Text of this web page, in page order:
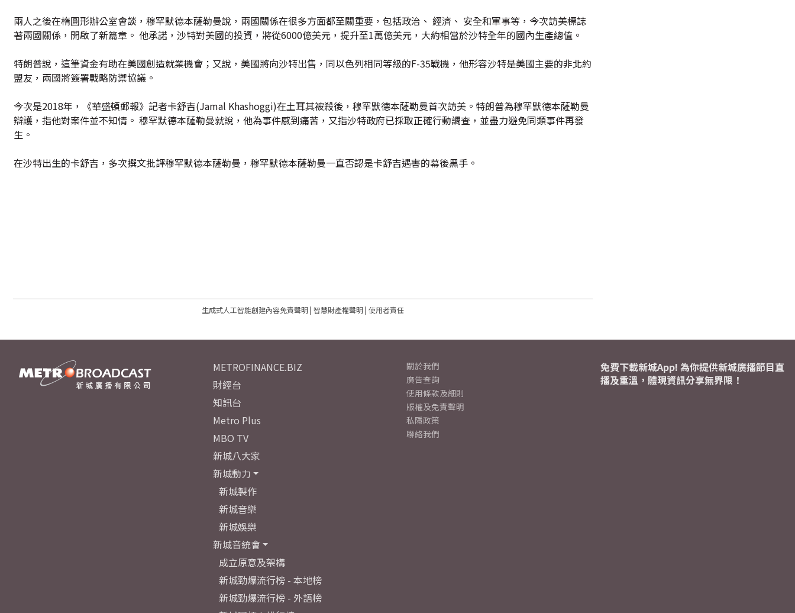
兩人之後在楕圓形辦公室會談，穆罕默德本薩勒曼說，兩國關係在很多方面都至關重要，包括政治、 經濟、 安全和軍事等，今次訪美標誌
著兩國關係，開啟了新篇章。 他承諾，沙特對美國的投資，將從6000億美元，提升至1萬億美元，大約相當於沙特全年的國內生產總值。
特朗普說，這筆資金有助在美國創造就業機會；又說，美國將向沙特出售，同以色列相同等級的F-35戰機，他形容沙特是美國主要的非北約
盟友，兩國將簽署戰略防禦協議。
今次是2018年，《華盛頓郵報》記者卡舒吉(Jamal Khashoggi)在土耳其被殺後，穆罕默德本薩勒曼首次訪美。特朗普為穆罕默德本薩勒曼
辯護，指他對案件並不知情。 穆罕默德本薩勒曼就說，他為事件感到痛苦，又指沙特政府已採取正確行動調查，並盡力避免同類事件再發
生。
在沙特出生的卡舒吉，多次撰文批評穆罕默德本薩勒曼，穆罕默德本薩勒曼一直否認是卡舒吉遇害的幕後黑手。
生成式人工智能創建內容免責聲明| 智慧財產權聲明| 使用者責任
METROFINANCE.BIZ
財經台
知訊台
Metro Plus
MBO TV
新城八大家
新城動力
新城製作
新城音樂
新城娛樂
新城音統會
成立原意及架構
新城勁爆流行榜 - 本地榜
新城勁爆流行榜 - 外語榜
關於我們
廣告查詢
使用條款及細則
版權及免責聲明
私隱政策
聯絡我們
免費下載新城App! 為你提供新城廣播節目直
播及重溫，體現資訊分享無界限！